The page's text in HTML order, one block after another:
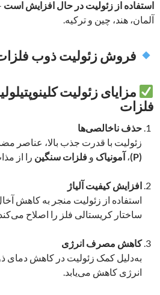
استفاده از زئولیت در حال افزایش است
آلمان، هند، چین و ترکیه.
فروش زئولیت ذوب فلزات
فلزات
حذف ناخالصی‌ها
زئولیت با قدرت جذب بالا، عناصر
(P)
، آمونیاک و فلزات سنگین را از
افزایش کیفیت آلیاژ
استفاده از زئولیت منجر به کاهش
ساختار کریستالی فلز را اصلاح
کاهش مصرف انرژی
به‌دلیل کمک زئولیت در کاهش
انرژی کاهش می‌یابد.